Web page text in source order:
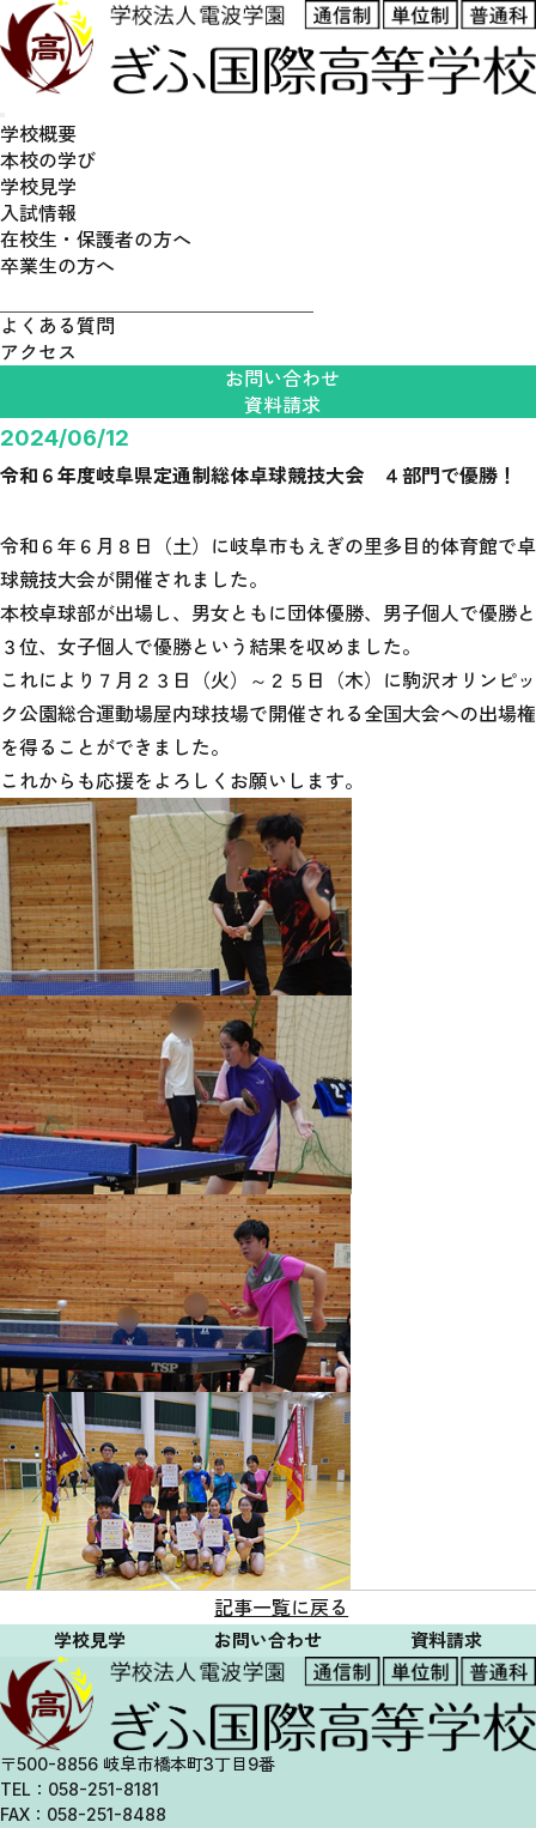
学校概要
本校の学び
学校見学
入試情報
在校生・保護者の方へ
卒業生の方へ
よくある質問
アクセス
お問い合わせ
資料請求
2024/06/12
令和６年度岐阜県定通制総体卓球競技大会 ４部門で優勝！
令和６年６月８日（土）に岐阜市もえぎの里多目的体育館で卓
球競技大会が開催されました。
本校卓球部が出場し、男女ともに団体優勝、男子個人で優勝と
３位、女子個人で優勝という結果を収めました。
これにより７月２３日（火）～２５日（木）に駒沢オリンピッ
ク公園総合運動場屋内球技場で開催される全国大会への出場権
を得ることができました。
これからも応援をよろしくお願いします。
記事一覧に戻る
学校見学 お問い合わせ 資料請求
〒500-8856 岐阜市橋本町3丁目9番
TEL：058-251-8181
FAX：058-251-8488